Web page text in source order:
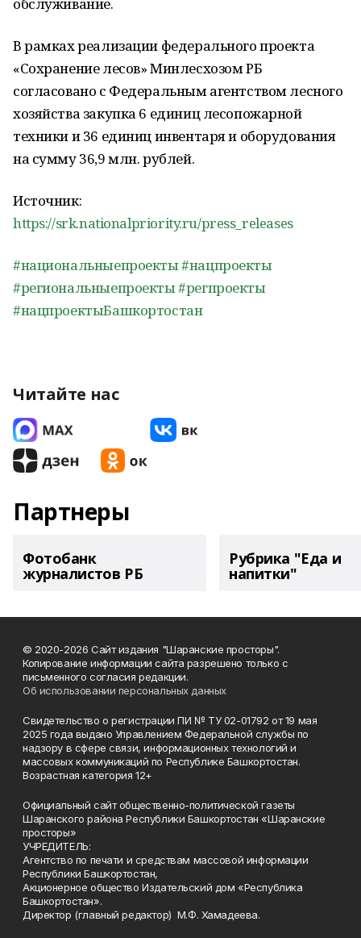
В рамках реализации федерального проекта
«Сохранение лесов» Минлесхозом РБ
согласовано с Федеральным агентством лесного
хозяйства закупка 6 единиц лесопожарной
техники и 36 единиц инвентаря и оборудования
на сумму 36,9 млн. рублей.
Источник:
https://srk.nationalpriority.ru/press_releases
#национальныепроекты#нацпроекты
#региональныепроекты#регпроекты
#нацпроектыБашкортостан
Читайте нас
Партнеры
Фотобанк
журналистов РБ
Рубрика "Еда и
напитки"
© 2020-2026 Сайт издания "Шаранские просторы".
Копирование информации сайта разрешено только с
письменного согласия редакции.
Об использовании персональных данных
Свидетельство о регистрации ПИ № ТУ 02-01792 от 19 мая
2025 года выдано Управлением Федеральной службы по
надзору в сфере связи, информационных технологий и
массовых коммуникаций по Республике Башкортостан.
Возрастная категория 12+
Официальный сайт общественно-политической газеты
Шаранского района Республики Башкортостан «Шаранские
просторы»
УЧРЕДИТЕЛЬ:
Агентство по печати и средствам массовой информации
Республики Башкортостан,
Акционерное общество Издательский дом «Республика
Башкортостан».
Директор (главный редактор) М.Ф. Хамадеева.